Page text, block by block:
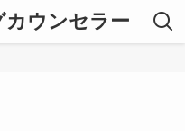
ウンセラー